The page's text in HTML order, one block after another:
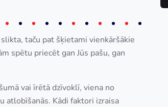
taču pat šķietami vienkāršākie
spētu priecēt gan Jūs pašu, gan
vai īrētā dzīvoklī, viena no
atlobīšanās. Kādi faktori izraisa